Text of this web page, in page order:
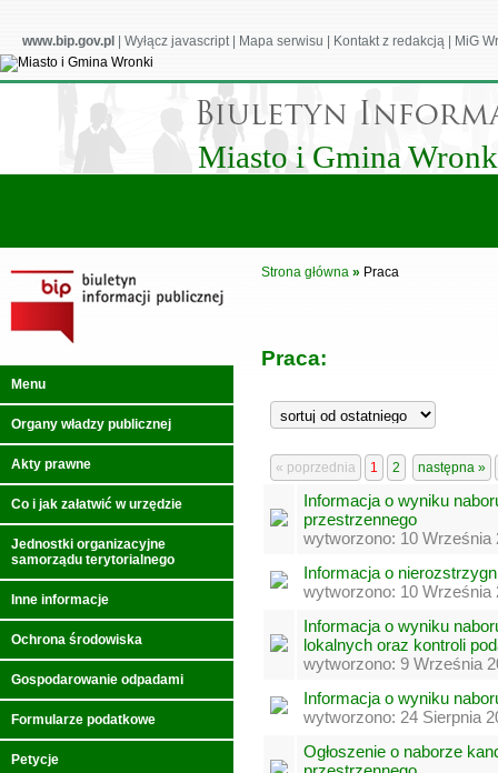
www.bip.gov.pl Wyłącz javascript| Mapa serwisu Kontakt z redakcją MiG
Miasto i Gmina
Menu
Organy władzy publicznej
Akty prawne
Co i jak załatwić w urzędzie
Jednostki organizacyjne
samorządu terytorialnego
Inne informacje
Ochrona środowiska
Gospodarowanie odpadami
Formularze podatkowe
Petycje
Strona główna » Praca
Praca:
« poprzednia 1 2 następna »
Informacja o wyniku
przestrzennego
wytworzono: 10 Września
Informacja o
wytworzono: 10 Września
Informacja o wyniku
lokalnych oraz kontroli
wytworzono: 9 Września
Informacja o wyniku
wytworzono: 24 Sierpnia
Ogłoszenie o naborze